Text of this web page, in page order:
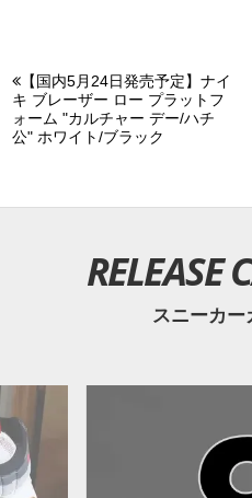
【国内5月24日発売予定】ナイ
キ ブレーザー ロー プラットフ
ォーム "カルチャー デー/ハチ
公" ホワイト/ブラック
RELEASE
スニーカー